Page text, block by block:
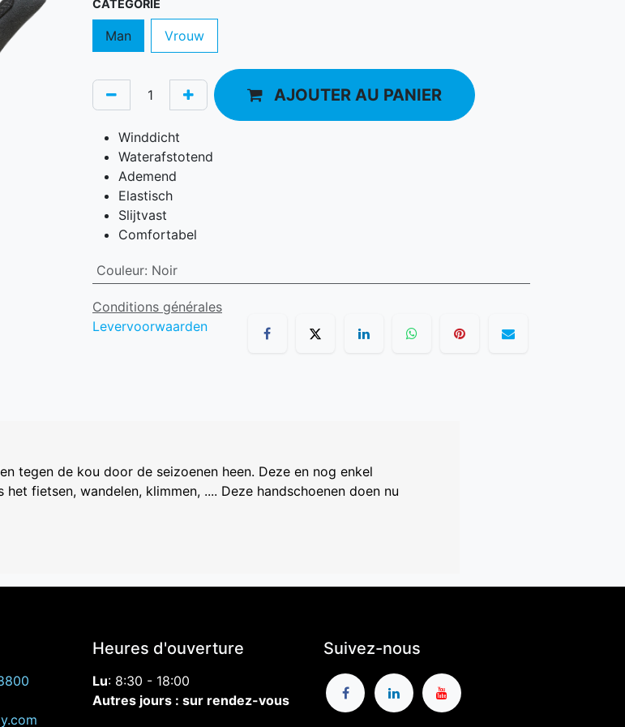
CATEGORIE
Man Vrouw
AJOUTER AU PANIER
Winddicht
Waterafstotend
Ademend
Elastisch
Slijtvast
Comfortabel
Couleur: Noir
Conditions générales
Levervoorwaarden
tegen de kou door de seizoenen heen. Deze en nog enkel
fietsen, wandelen, klimmen, .... Deze handschoenen doen nu
Heures d'ouverture
Lu: 8:30 - 18:00
Autres jours : sur rendez-vous
Suivez-nous